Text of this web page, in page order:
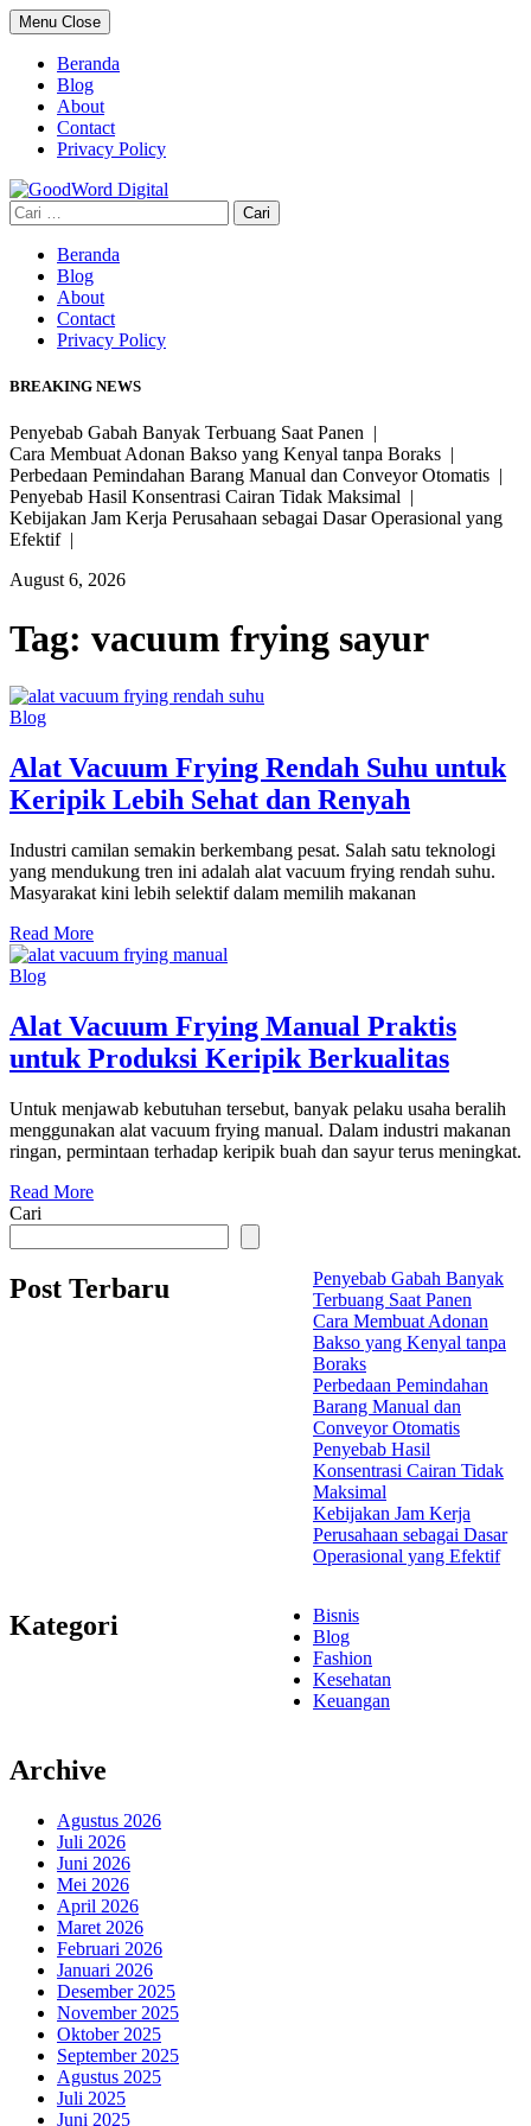
Skip
to
content
Menu Close
Beranda
Blog
About
Contact
Privacy Policy
Cari
untuk:
Beranda
Blog
About
Contact
Privacy Policy
BREAKING NEWS
Penyebab Gabah Banyak Terbuang Saat Panen |
Cara Membuat Adonan Bakso yang Kenyal tanpa Boraks |
Perbedaan Pemindahan Barang Manual dan Conveyor Otomatis |
Penyebab Hasil Konsentrasi Cairan Tidak Maksimal |
Kebijakan Jam Kerja Perusahaan sebagai Dasar Operasional yang
Efektif |
August 6, 2026
Tag: vacuum frying sayur
Blog
Alat Vacuum Frying Rendah Suhu untuk
Keripik Lebih Sehat dan Renyah
Industri camilan semakin berkembang pesat. Salah satu teknologi
yang mendukung tren ini adalah alat vacuum frying rendah suhu.
Masyarakat kini lebih selektif dalam memilih makanan
Read More
Blog
Alat Vacuum Frying Manual Praktis
untuk Produksi Keripik Berkualitas
Untuk menjawab kebutuhan tersebut, banyak pelaku usaha beralih
menggunakan alat vacuum frying manual. Dalam industri makanan
ringan, permintaan terhadap keripik buah dan sayur terus meningkat.
Read More
Cari
Post Terbaru
Penyebab Gabah Banyak
Terbuang Saat Panen
Cara Membuat Adonan
Bakso yang Kenyal tanpa
Boraks
Perbedaan Pemindahan
Barang Manual dan
Conveyor Otomatis
Penyebab Hasil
Konsentrasi Cairan Tidak
Maksimal
Kebijakan Jam Kerja
Perusahaan sebagai Dasar
Operasional yang Efektif
Kategori
Bisnis
Blog
Fashion
Kesehatan
Keuangan
Archive
Agustus 2026
Juli 2026
Juni 2026
Mei 2026
April 2026
Maret 2026
Februari 2026
Januari 2026
Desember 2025
November 2025
Oktober 2025
September 2025
Agustus 2025
Juli 2025
Juni 2025